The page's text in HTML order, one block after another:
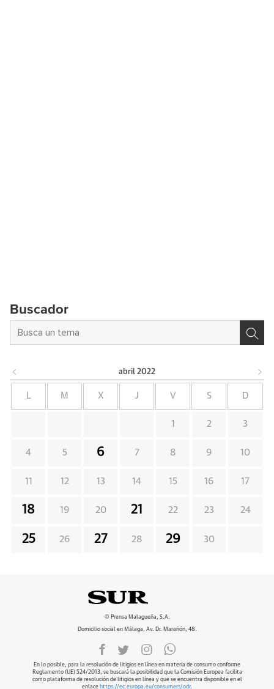
Buscador
abril 2022
L M X J V S D
1 2 3
4 5 6 7 8 9 10
11 12 13 14 15 16 17
18 19 20 21 22 23 24
25 26 27 28 29 30
© Prensa Malagueña, S.A.
Domicilio social en Málaga, Av. Dr. Marañón, 48.
En lo posible, para la resolución de litigios en línea en materia de consumo conforme
Reglamento (UE) 524/2013, se buscará la posibilidad que la Comisión Europea facilita
como plataforma de resolución de litigios en línea y que se encuentra disponible en el
enlace https://ec.europa.eu/consumers/odr.